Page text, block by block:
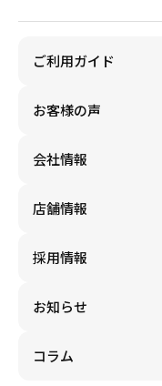
ご利用ガイド
お客様の声
会社情報
店舗情報
採用情報
お知らせ
コラム